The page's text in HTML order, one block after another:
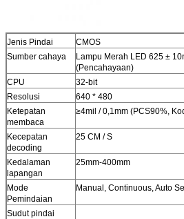
Jenis Pindai
CMOS
Sumber cahaya
Lampu Merah LED 625 ±
(Pencahayaan)
CPU
32-bit
Resolusi
640 * 480
Ketepatan
membaca
≥4mil / 0,1mm (PCS90%,
Kecepatan
decoding
25 CM / S
Kedalaman
lapangan
25mm-400mm
Mode
Pemindaian
Manual, Continuous, Auto
Sudut pindai